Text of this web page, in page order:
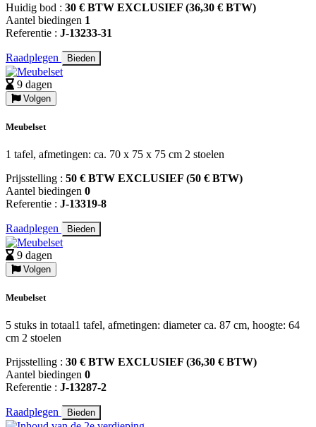
Huidig bod : 30 € BTW EXCLUSIEF (36,30 € BTW)
Aantel biedingen 1
Referentie : J-13233-31
Raadplegen Bieden
9 dagen
Volgen
Meubelset
1 tafel, afmetingen: ca. 70 x 75 x 75 cm 2 stoelen
Prijsstelling : 50 € BTW EXCLUSIEF (50 € BTW)
Aantel biedingen 0
Referentie : J-13319-8
Raadplegen Bieden
9 dagen
Volgen
Meubelset
5 stuks in totaal1 tafel, afmetingen: diameter ca. 87 cm, hoogte: 64
cm 2 stoelen
Prijsstelling : 30 € BTW EXCLUSIEF (36,30 € BTW)
Aantel biedingen 0
Referentie : J-13287-2
Raadplegen Bieden